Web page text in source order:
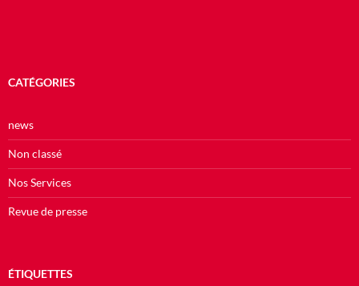
CATÉGORIES
news
Non classé
Nos Services
Revue de presse
ÉTIQUETTES